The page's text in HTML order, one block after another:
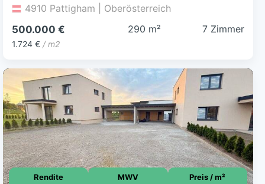
4910 Pattigham | Oberösterreich
500.000 €
1.724 € / m2
290 m² 7 Zimmer
Rendite MWV Preis / m²